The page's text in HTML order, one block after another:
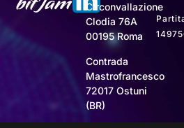
Circonvallazione
Clodia 76A
00195 Roma
Contrada
Mastrofrancesco
72017 Ostuni
(BR)